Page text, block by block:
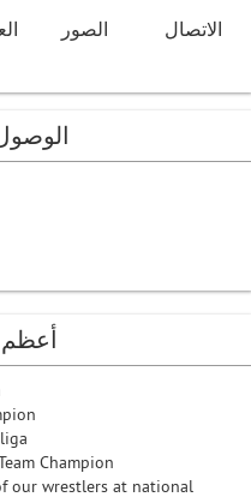
الصور الاتصال
أعظم
Champion
our wrestlers at national